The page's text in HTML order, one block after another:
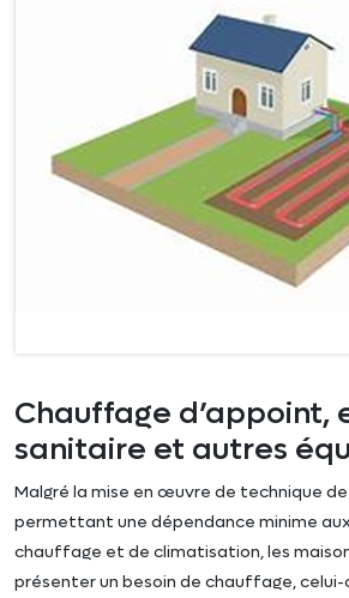
Chauffage d’appoint,
sanitaire et autres
Malgré la mise en œuvre de technique
permettant une dépendance minime
chauffage et de climatisation, les
présenter un besoin de chauffage,